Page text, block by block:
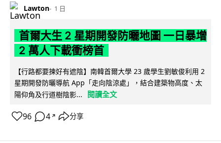
Lawton 1 日
首爾大生 2 星期開發防曬地圖 一日暴增
2 萬人下載衝榜首
【行路都要揀好有遮陰】南韓首爾大學 23 歲學生劉敏俊利用 2
星期開發防曬導航 App「走向陰涼處」，結合建築物高度、太
陽仰角及行道樹陰影...
閱讀全文
96 4 ↗ 分享